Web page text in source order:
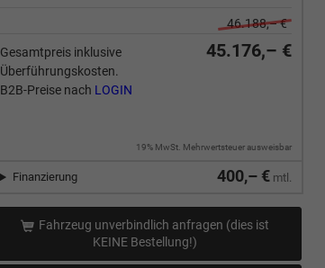
46.188,– €
Gesamtpreis inklusive
Überführungskosten.
B2B-Preise nach LOGIN
45.176,– €
19% MwSt. Mehrwertsteuer ausweisbar
400,– € mtl.
Finanzierung
Fahrzeug unverbindlich anfragen (dies ist
KEINE Bestellung!)